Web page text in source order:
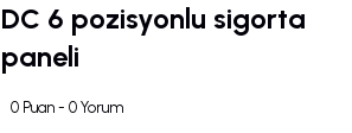
DC 6 pozisyonlu sigorta
paneli
0 Puan - 0 Yorum